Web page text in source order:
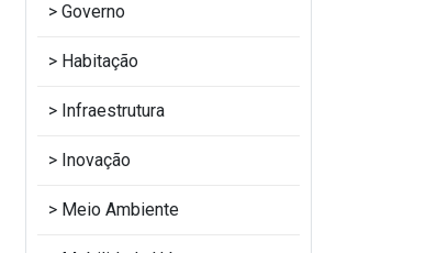
Governo
Habitação
Infraestrutura
Inovação
Meio Ambiente